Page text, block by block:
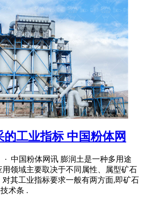
的工业指标 中国粉体网
· 中国粉体网讯 膨润土是一种多用途
用领域主要取决于不同属性、属型矿石
对其工业指标要求一般有两方面,即矿石
术条 .